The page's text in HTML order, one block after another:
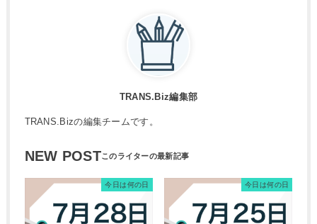
TRANS.Biz編集部
TRANS.Bizの編集チームです。
NEW POST
今日は何の日 今日は何の日